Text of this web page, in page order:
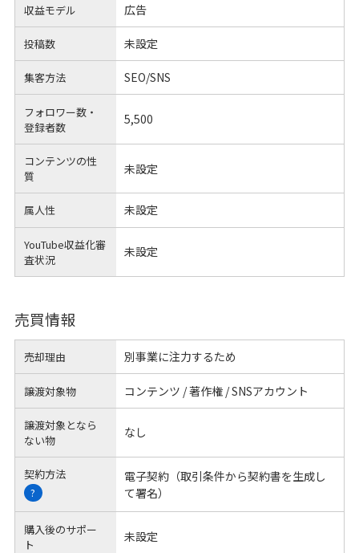
収益モデル 広告
投稿数 未設定
集客方法 SEO/SNS
フォロワー数・
登録者数
5,500
コンテンツの性
質
未設定
属人性 未設定
YouTube収益化審
査状況
未設定
売買情報
売却理由 別事業に注力するため
譲渡対象物 コンテンツ / 著作権 / SNSアカウント
譲渡対象となら
ない物
なし
契約方法
?
電子契約（取引条件から契約書を生成し
て署名）
購入後のサポー
ト
未設定